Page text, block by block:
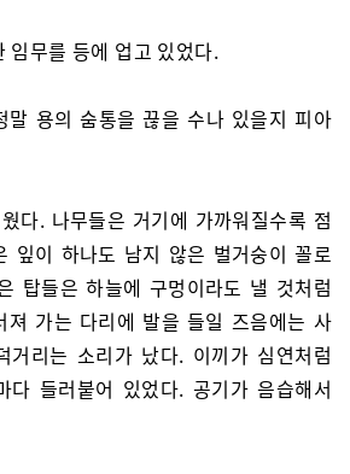
임무를 등에 업고 있었다.
말 용의 숨통을 끊을 수나 있을지 피아
다. 나무들은 거기에 가까워질수록 점
잎이 하나도 남지 않은 벌거숭이 꼴로
탑들은 하늘에 구멍이라도 낼 것처럼
져 가는 다리에 발을 들일 즈음에는 사
거리는 소리가 났다. 이끼가 심연처럼
다 들러붙어 있었다. 공기가 음습해서